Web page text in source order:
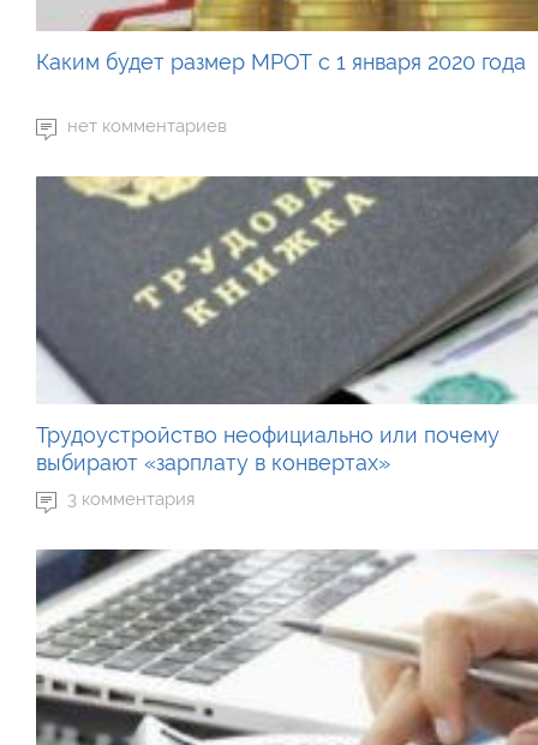
Каким будет размер МРОТ с 1 января 2020 года
нет комментариев
Трудоустройство неофициально или почему
выбирают «зарплату в конвертах»
3 комментария